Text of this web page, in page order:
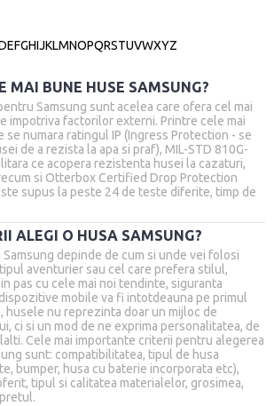
EFGHIJKLMNOPQRSTUVWXYZ
MAI BUNE HUSE SAMSUNG?
Samsung sunt acelea care ofera cel mai
impotriva factorilor externi. Printre cele mai
se numara ratingul IP (Ingress Protection - se
de a rezista la apa si praf), MIL-STD 810G-
ce acopera rezistenta husei la cazaturi,
si Otterbox Certified Drop Protection
supus la peste 24 de teste diferite, timp de
ALEGI O HUSA SAMSUNG?
depinde de cum si unde vei folosi
aventurier sau cel care prefera stilul,
pas cu cele mai noi tendinte, siguranta
mobile va fi intotdeauna pe primul
husele nu reprezinta doar un mijloc de
ci si un mod de ne exprima personalitatea, de
Cele mai importante criterii pentru alegerea
sunt: compatibilitatea, tipul de husa
bumper, husa cu baterie incorporata etc),
tipul si calitatea materialelor, grosimea,